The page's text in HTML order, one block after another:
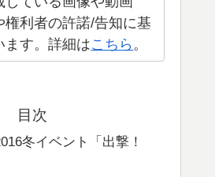
権利者の許諾/告知に基
ます。詳細はこちら 。
目次
冬イベント「出撃！